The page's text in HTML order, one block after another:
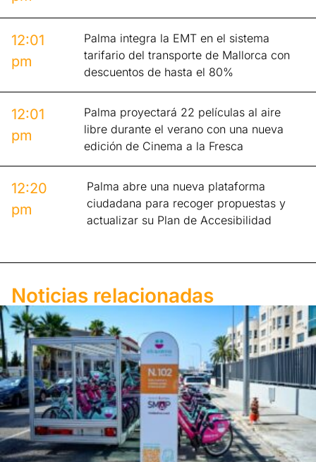
12:01
pm
Palma integra la EMT en el sistema
tarifario del transporte de Mallorca con
descuentos de hasta el 80%
12:01
pm
Palma proyectará 22 películas al aire
libre durante el verano con una nueva
edición de Cinema a la Fresca
12:20
pm
Palma abre una nueva plataforma
ciudadana para recoger propuestas y
actualizar su Plan de Accesibilidad
Noticias relacionadas